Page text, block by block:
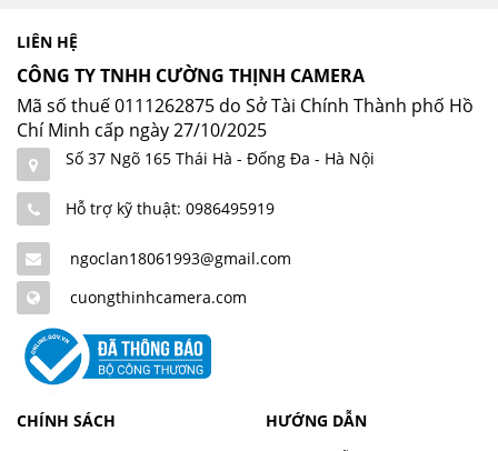
LIÊN HỆ
CÔNG TY TNHH CƯỜNG THỊNH CAMERA
Mã số thuế 0111262875 do Sở Tài Chính Thành phố Hồ
Chí Minh cấp ngày 27/10/2025
Số 37 Ngõ 165 Thái Hà - Đống Đa - Hà Nội
Hỗ trợ kỹ thuật: 0986495919
ngoclan18061993@gmail.com
cuongthinhcamera.com
CHÍNH SÁCH
HƯỚNG DẪN